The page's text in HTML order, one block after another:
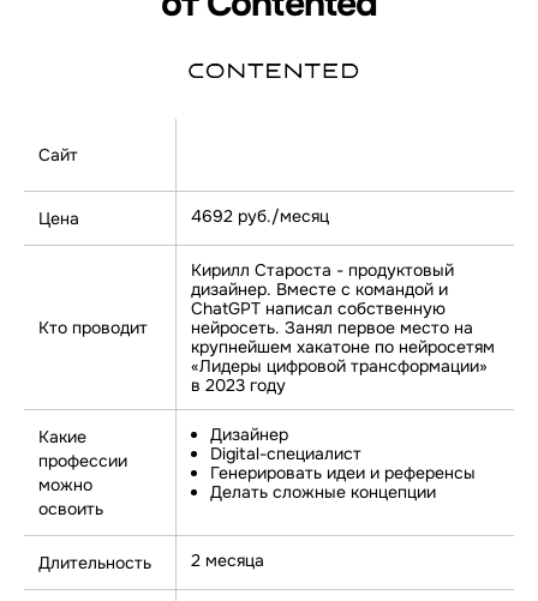
Сайт
Цена 4692 руб./месяц
Кто проводит
Кирилл Староста - продуктовый
дизайнер. Вместе с командой и
ChatGPT написал собственную
нейросеть. Занял первое место на
крупнейшем хакатоне по нейросетям
«Лидеры цифровой трансформации»
в 2023 году
Какие
профессии
можно
освоить
Дизайнер
Digital-специалист
Генерировать идеи и референсы
Делать сложные концепции
Длительность 2 месяца